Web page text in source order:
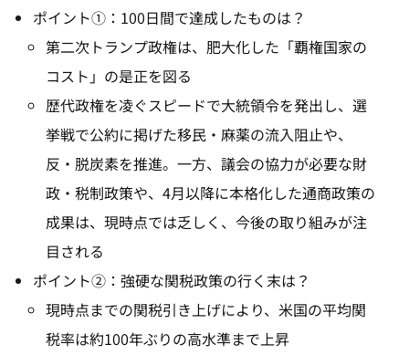
ポイント①：100日間で達成したものは？
第二次トランプ政権は、肥大化した「覇権国家の
コスト」の是正を図る
歴代政権を凌ぐスピードで大統領令を発出し、選
挙戦で公約に掲げた移民・麻薬の流入阻止や、
反・脱炭素を推進。一方、議会の協力が必要な財
政・税制政策や、4月以降に本格化した通商政策の
成果は、現時点では乏しく、今後の取り組みが注
目される
ポイント②：強硬な関税政策の行く末は？
現時点までの関税引き上げにより、米国の平均関
税率は約100年ぶりの高水準まで上昇